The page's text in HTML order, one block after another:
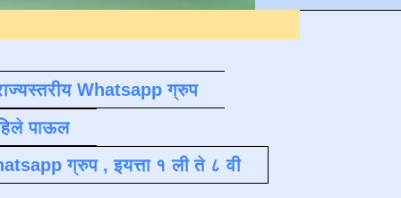
Whatsapp ग्रुप
पाऊल
ग्रुप , इयत्ता १ ली ते ८ वी